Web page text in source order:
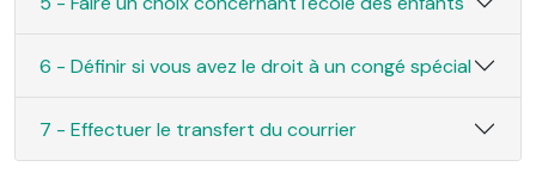
6 - Définir si vous avez le droit à un congé spécial
7 - Effectuer le transfert du courrier